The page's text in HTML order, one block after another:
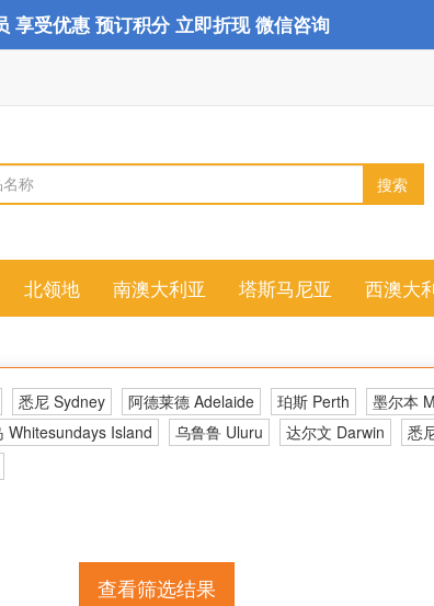
享受优惠 预订积分 立即折现 微信咨询
搜索
北领地 南澳大利亚 塔斯马尼亚 西澳大
悉尼 Sydney 阿德莱德 Adelaide 珀斯 Perth 墨尔本
Whitesundays Island 乌鲁鲁 Uluru 达尔文 Darwin
悉
查看筛选结果